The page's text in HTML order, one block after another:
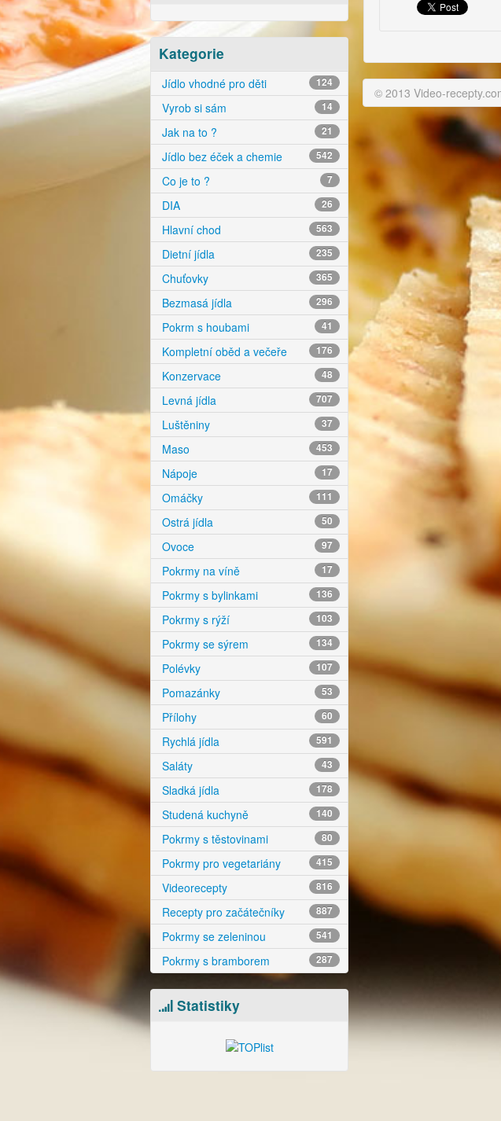
Kategorie
Jídlo vhodné pro děti 124
Vyrob si sám 14
Jak na to ? 21
Jídlo bez éček a chemie 542
Co je to ? 7
DIA 26
Hlavní chod 563
Dietní jídla 235
Chuťovky 365
Bezmasá jídla 296
Pokrm s houbami 41
Kompletní oběd a večeře 176
Konzervace 48
Levná jídla 707
Luštěniny 37
Maso 453
Nápoje 17
Omáčky 111
Ostrá jídla 50
Ovoce 97
Pokrmy na víně 17
Pokrmy s bylinkami 136
Pokrmy s rýží 103
Pokrmy se sýrem 134
Polévky 107
Pomazánky 53
Přílohy 60
Rychlá jídla 591
Saláty 43
Sladká jídla 178
Studená kuchyně 140
Pokrmy s těstovinami 80
Pokrmy pro vegetariány 415
Videorecepty 816
Recepty pro začátečníky 887
Pokrmy se zeleninou 541
Pokrmy s bramborem 287
Statistiky
© 2013 Video-